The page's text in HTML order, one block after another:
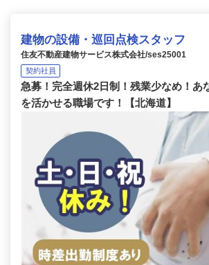
建物の設備・巡回点検スタッフ
住友不動産建物サービス株式会社/ses25001
契約社員
急募！完全週休2日制！残業少なめ！あ
を活かせる職場です！【北海道】